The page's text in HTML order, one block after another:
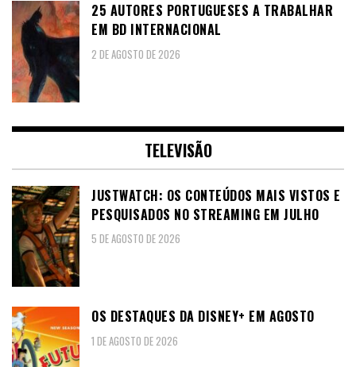
25 AUTORES PORTUGUESES A TRABALHAR
EM BD INTERNACIONAL
2 DE AGOSTO DE 2026
TELEVISÃO
JUSTWATCH: OS CONTEÚDOS MAIS VISTOS E
PESQUISADOS NO STREAMING EM JULHO
5 DE AGOSTO DE 2026
OS DESTAQUES DA DISNEY+ EM AGOSTO
1 DE AGOSTO DE 2026